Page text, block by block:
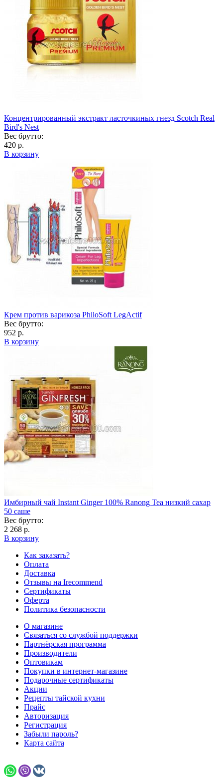
Концентрированный экстракт ласточкиных гнезд Scotch Real
Bird's Nest
Вес брутто:
420 р.
В корзину
Крем против варикоза PhiloSoft LegActif
Вес брутто:
952 р.
В корзину
Имбирный чай Instant Ginger 100% Ranong Tea низкий сахар
50 саше
Вес брутто:
2 268 р.
В корзину
Как заказать?
Оплата
Доставка
Отзывы на Irecommend
Сертификаты
Оферта
Политика безопасности
О магазине
Связаться со службой поддержки
Партнёрская программа
Производители
Оптовикам
Покупки в интернет-магазине
Подарочные сертификаты
Акции
Рецепты тайской кухни
Прайс
Авторизация
Регистрация
Забыли пароль?
Карта сайта